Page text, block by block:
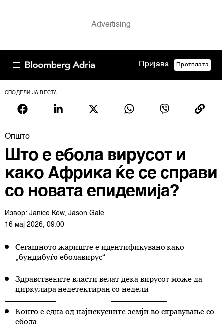
Пријава Претплата
СПОДЕЛИ ЈА ВЕСТА
Општо
Што е ебола вирусот и
како Африка ќе се справи
со новата епидемија?
Извор: Janice Kew, Jason Gale
16 мај 2026, 09:00
Сегашното жариште е идентификувано како
„бундибуѓо еболавирус“
Здравствените власти велат дека вирусот може да
циркулира недетектиран со недели
Конго е една од најискусните земји во справување со
ебола